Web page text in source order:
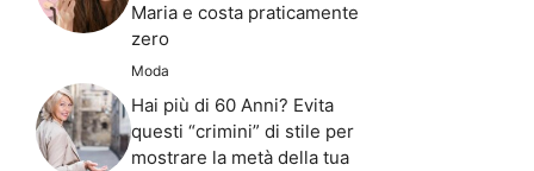
Maria e costa praticamente
zero
Moda
Hai più di 60 Anni? Evita
questi “crimini” di stile per
mostrare la metà della tua